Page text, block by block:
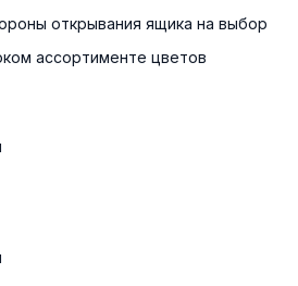
открывания ящика на выбор
ассортименте цветов